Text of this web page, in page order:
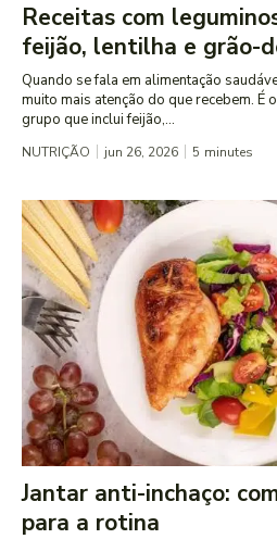
Receitas com
feijão, lentilha e grão-
Quando se fala em alimentação
muito mais atenção do que recebem. É
grupo que inclui feijão,...
NUTRIÇÃO jun 26, 2026 5 minutes
Jantar anti-inchaço:
para a rotina